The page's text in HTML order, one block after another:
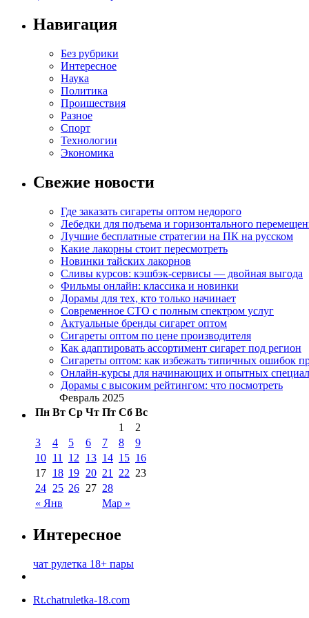
Навигация
Без рубрики
Интересное
Наука
Политика
Проишествия
Разное
Спорт
Технологии
Экономика
Свежие новости
Где заказать сигареты оптом недорого
Лебедки для подъема и горизонтального
Лучшие бесплатные стратегии на ПК на русском
Какие лакорны стоит пересмотреть
Новинки тайских лакорнов
Сливы курсов: кэшбэк-сервисы — двойная выгода
Фильмы онлайн: классика и новинки
Дорамы для тех, кто только начинает
Современное СТО с полным спектром услуг
Актуальные бренды сигарет оптом
Сигареты оптом по цене производителя
Как адаптировать ассортимент сигарет под регион
Сигареты оптом: как избежать типичных ошибок
Онлайн-курсы для начинающих и опытных
Дорамы с высоким рейтингом: что посмотреть
Февраль 2025
Пн Вт Ср Чт Пт Сб Вс
« Янв Мар »
1
2
3
4 5 6 7 8
9
10 11 12 13 14 15 16
17 18 19 20 21 22 23
24 25 26 27 28
Интересное
чат рулетка 18+ пары
Rt.chatruletka-18.com